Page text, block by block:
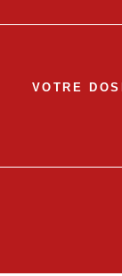
VOTRE